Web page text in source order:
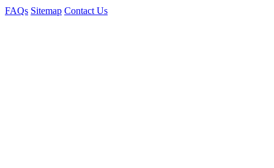
FAQs Sitemap Contact Us